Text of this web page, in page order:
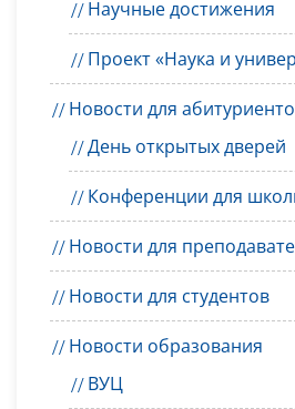
Научные достижения
Проект «Наука и
Новости для
День открытых дверей
Конференции для
Новости для
Новости для студентов
Новости образования
ВУЦ